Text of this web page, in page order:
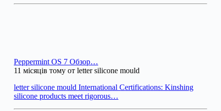
Peppermint OS 7 Обзор…
11 місяців тому от letter silicone mould
letter silicone mould International Certifications: Kinshing
silicone products meet rigorous…